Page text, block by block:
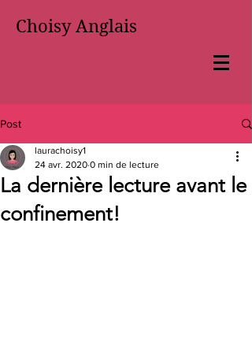
Choisy Anglais
Post
La dernière lecture avant le
confinement!
laurachoisy1
24 avr. 2020 0 min de lecture